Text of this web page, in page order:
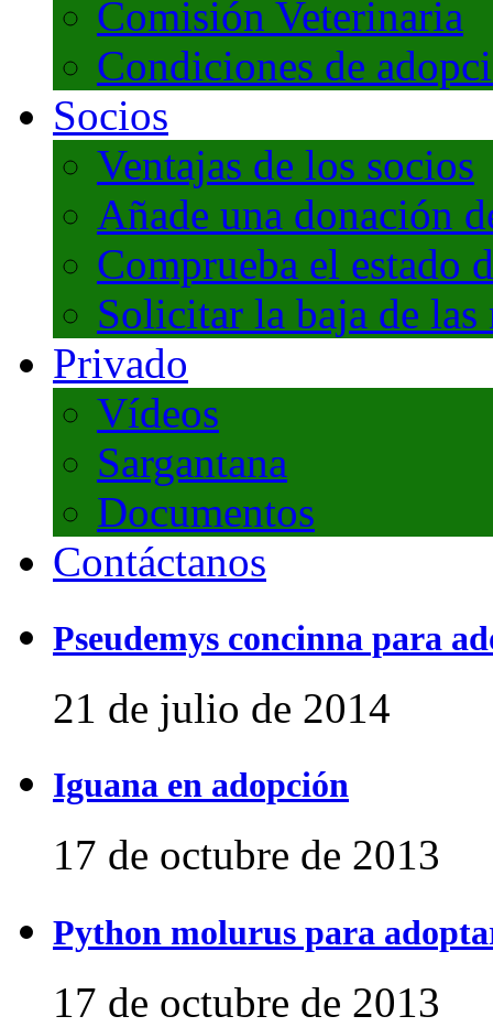
Comisión Veterinaria
Condiciones de
Socios
Ventajas de los socios
Añade una donación
Comprueba el estado
Solicitar la baja de
Privado
Vídeos
Sargantana
Documentos
Contáctanos
Pseudemys concinna para
21 de julio de 2014
Iguana en adopción
17 de octubre de 2013
Python molurus para
17 de octubre de 2013